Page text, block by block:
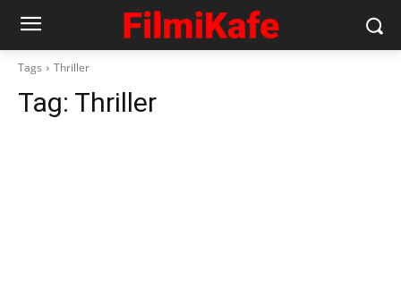
Tags Thriller
Tag: Thriller